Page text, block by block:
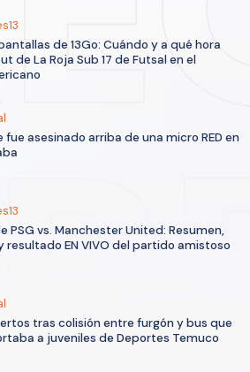
de 13Go: Cuándo y a qué hora
de La Roja Sub 17 de Futsal en el
fue asesinado arriba de una micro RED en
PSG vs. Manchester United: Resumen,
resultado EN VIVO del partido amistoso
tras colisión entre furgón y bus que
a juveniles de Deportes Temuco